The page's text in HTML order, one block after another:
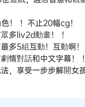
！ ！不止20幅cg！
多liv2d動畫！ ！
多5組互動！互動啊！
情對話和中文字幕！ ！
，享受一步步解開女